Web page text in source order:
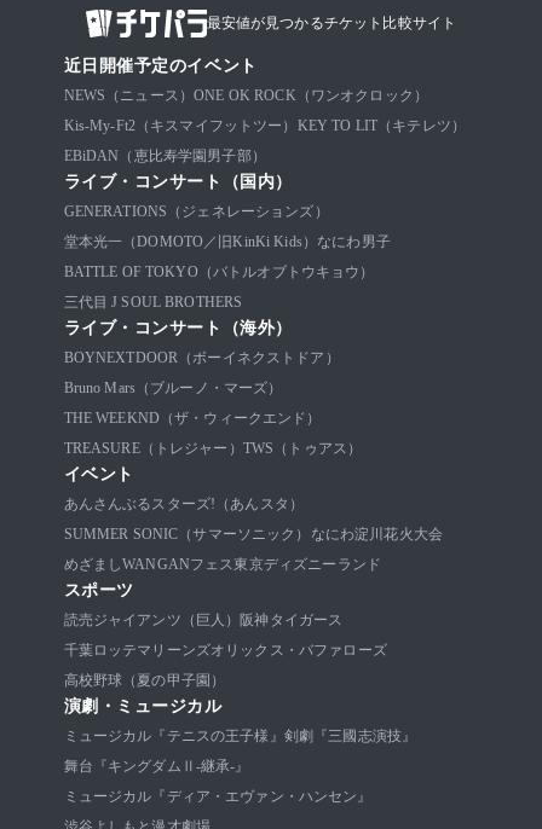
最安値が見つかるチケット比較サイト
近日開催予定のイベント
NEWS（ニュース） ONE OK ROCK（ワンオクロック）
Kis-My-Ft2（キスマイフットツー） KEY TO LIT（キテレツ）
EBiDAN（恵比寿学園男子部）
ライブ・コンサート（国内）
GENERATIONS（ジェネレーションズ）
堂本光一（DOMOTO／旧KinKi Kids） なにわ男子
BATTLE OF TOKYO（バトルオブトウキョウ）
三代目 J SOUL BROTHERS
ライブ・コンサート（海外）
BOYNEXTDOOR（ボーイネクストドア）
Bruno Mars（ブルーノ・マーズ）
THE WEEKND（ザ・ウィークエンド）
TREASURE（トレジャー） TWS（トゥアス）
イベント
あんさんぶるスターズ!（あんスタ）
SUMMER SONIC（サマーソニック） なにわ淀川花火大会
めざましWANGANフェス東京ディズニーランド
スポーツ
読売ジャイアンツ（巨人）
阪神タイガース
千葉ロッテマリーンズオリックス・バファローズ
高校野球（夏の甲子園）
演劇・ミュージカル
ミュージカル『テニスの王子様』 剣劇『三國志演技』
舞台『キングダムⅡ-継承-』
ミュージカル『ディア・エヴァン・ハンセン』